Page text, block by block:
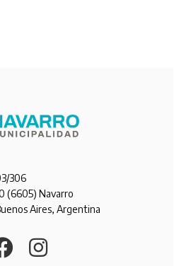
306
(6605) Navarro
Aires, Argentina